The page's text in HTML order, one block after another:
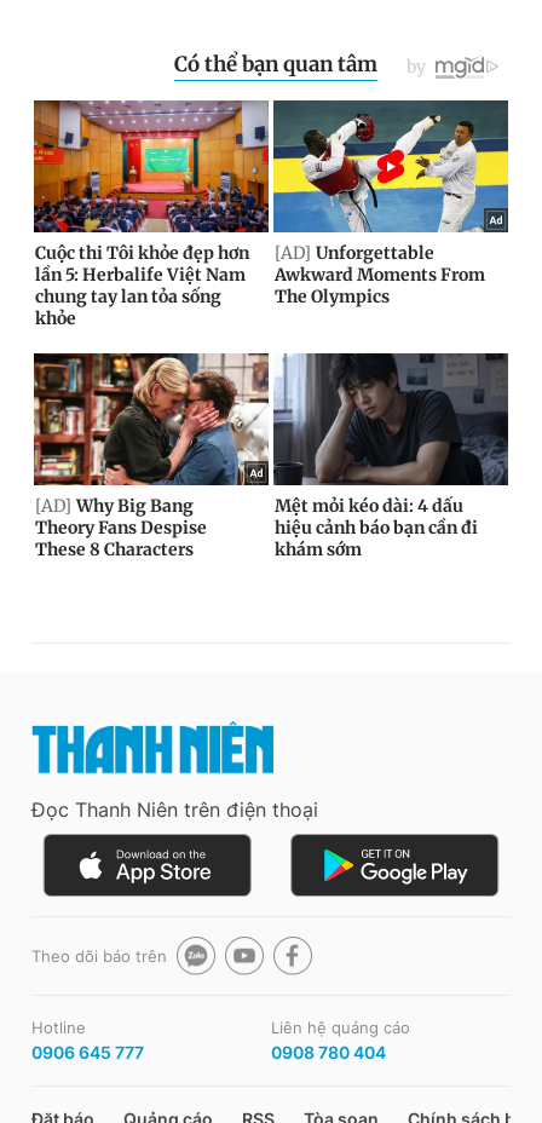
Đọc Thanh Niên trên điện thoại
Theo dõi báo trên
Hotline
0906 645 777
Liên hệ quảng cáo
0908 780 404
Đặt báo Quảng cáo RSS Tòa soạn Chính sách bảo